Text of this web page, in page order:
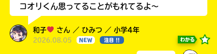
コオリくん思ってることがもれてるよ〜
和子 さん ／ ひみつ ／ 小学4年
2026.08.05 NEW 注目 !! わかる